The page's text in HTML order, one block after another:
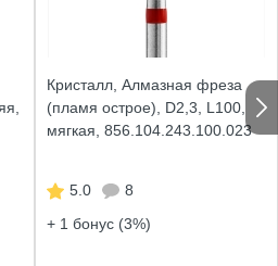
Кристалл, Алмазная фреза
(пламя острое), D2,3, L100,
мягкая, 856.104.243.100.023
5.0
8
+ 1 бонус (3%)